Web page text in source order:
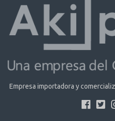
Empresa importadora y